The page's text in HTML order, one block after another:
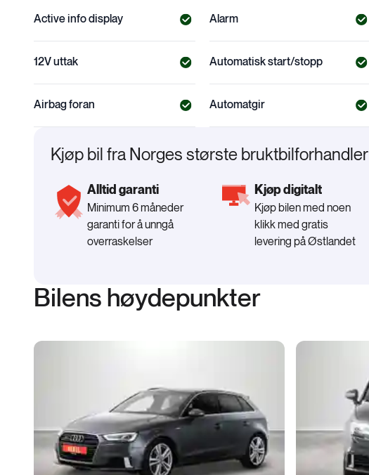
Active info display Alarm
12V uttak Automatisk start/stopp
Airbag foran Automatgir
Kjøp bil fra Norges største bruktbilforhandler
Alltid garanti
Minimum 6 måneder
garanti for å unngå
overraskelser
Kjøp digitalt
Kjøp bilen med noen
klikk med gratis
levering på Østlandet
Bilens høydepunkter